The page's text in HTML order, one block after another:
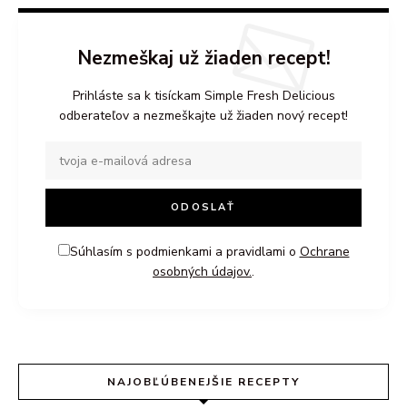
Nezmeškaj už žiaden recept!
Prihláste sa k tisíckam Simple Fresh Delicious
odberateľov a nezmeškajte už žiaden nový recept!
Súhlasím s podmienkami a pravidlami o Ochrane
osobných údajov..
NAJOBĽÚBENEJŠIE RECEPTY